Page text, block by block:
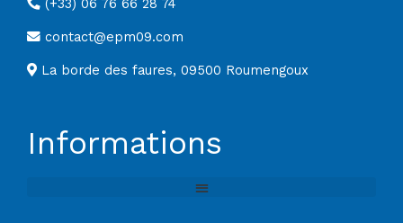
(+33) 06 76 66 28 74
contact@epm09.com
La borde des faures, 09500 Roumengoux
Informations